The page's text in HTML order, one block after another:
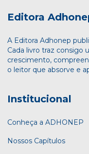
Editora
A Editora Adhonep
Cada livro traz consigo
crescimento,
o leitor que absorve e
Institucional
Conheça a ADHONEP
Nossos Capítulos